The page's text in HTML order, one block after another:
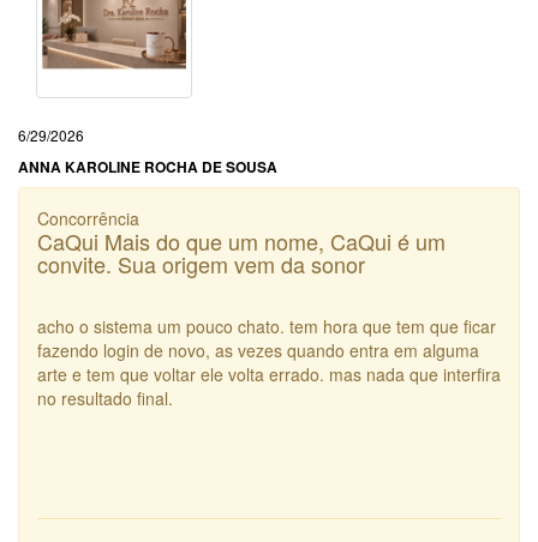
6/29/2026
ANNA KAROLINE ROCHA DE SOUSA
Concorrência
CaQui Mais do que um nome, CaQui é um
convite. Sua origem vem da sonor
acho o sistema um pouco chato. tem hora que tem que ficar
fazendo login de novo, as vezes quando entra em alguma
arte e tem que voltar ele volta errado. mas nada que interfira
no resultado final.